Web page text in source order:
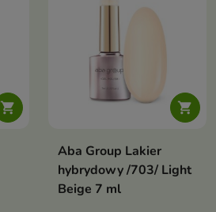
 
Aba Group Lakier
hybrydowy /703/ Light
Beige 7 ml